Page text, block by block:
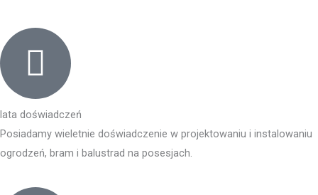
lata doświadczeń
Posiadamy wieletnie doświadczenie w projektowaniu i instalowaniu
ogrodzeń, bram i balustrad na posesjach.